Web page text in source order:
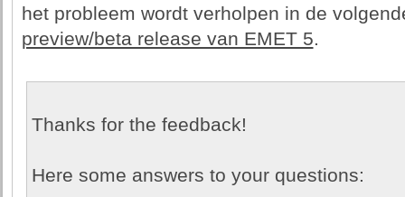
het probleem wordt verholpen in de
preview/beta release van EMET 5.
Thanks for the feedback!
Here some answers to your questions: